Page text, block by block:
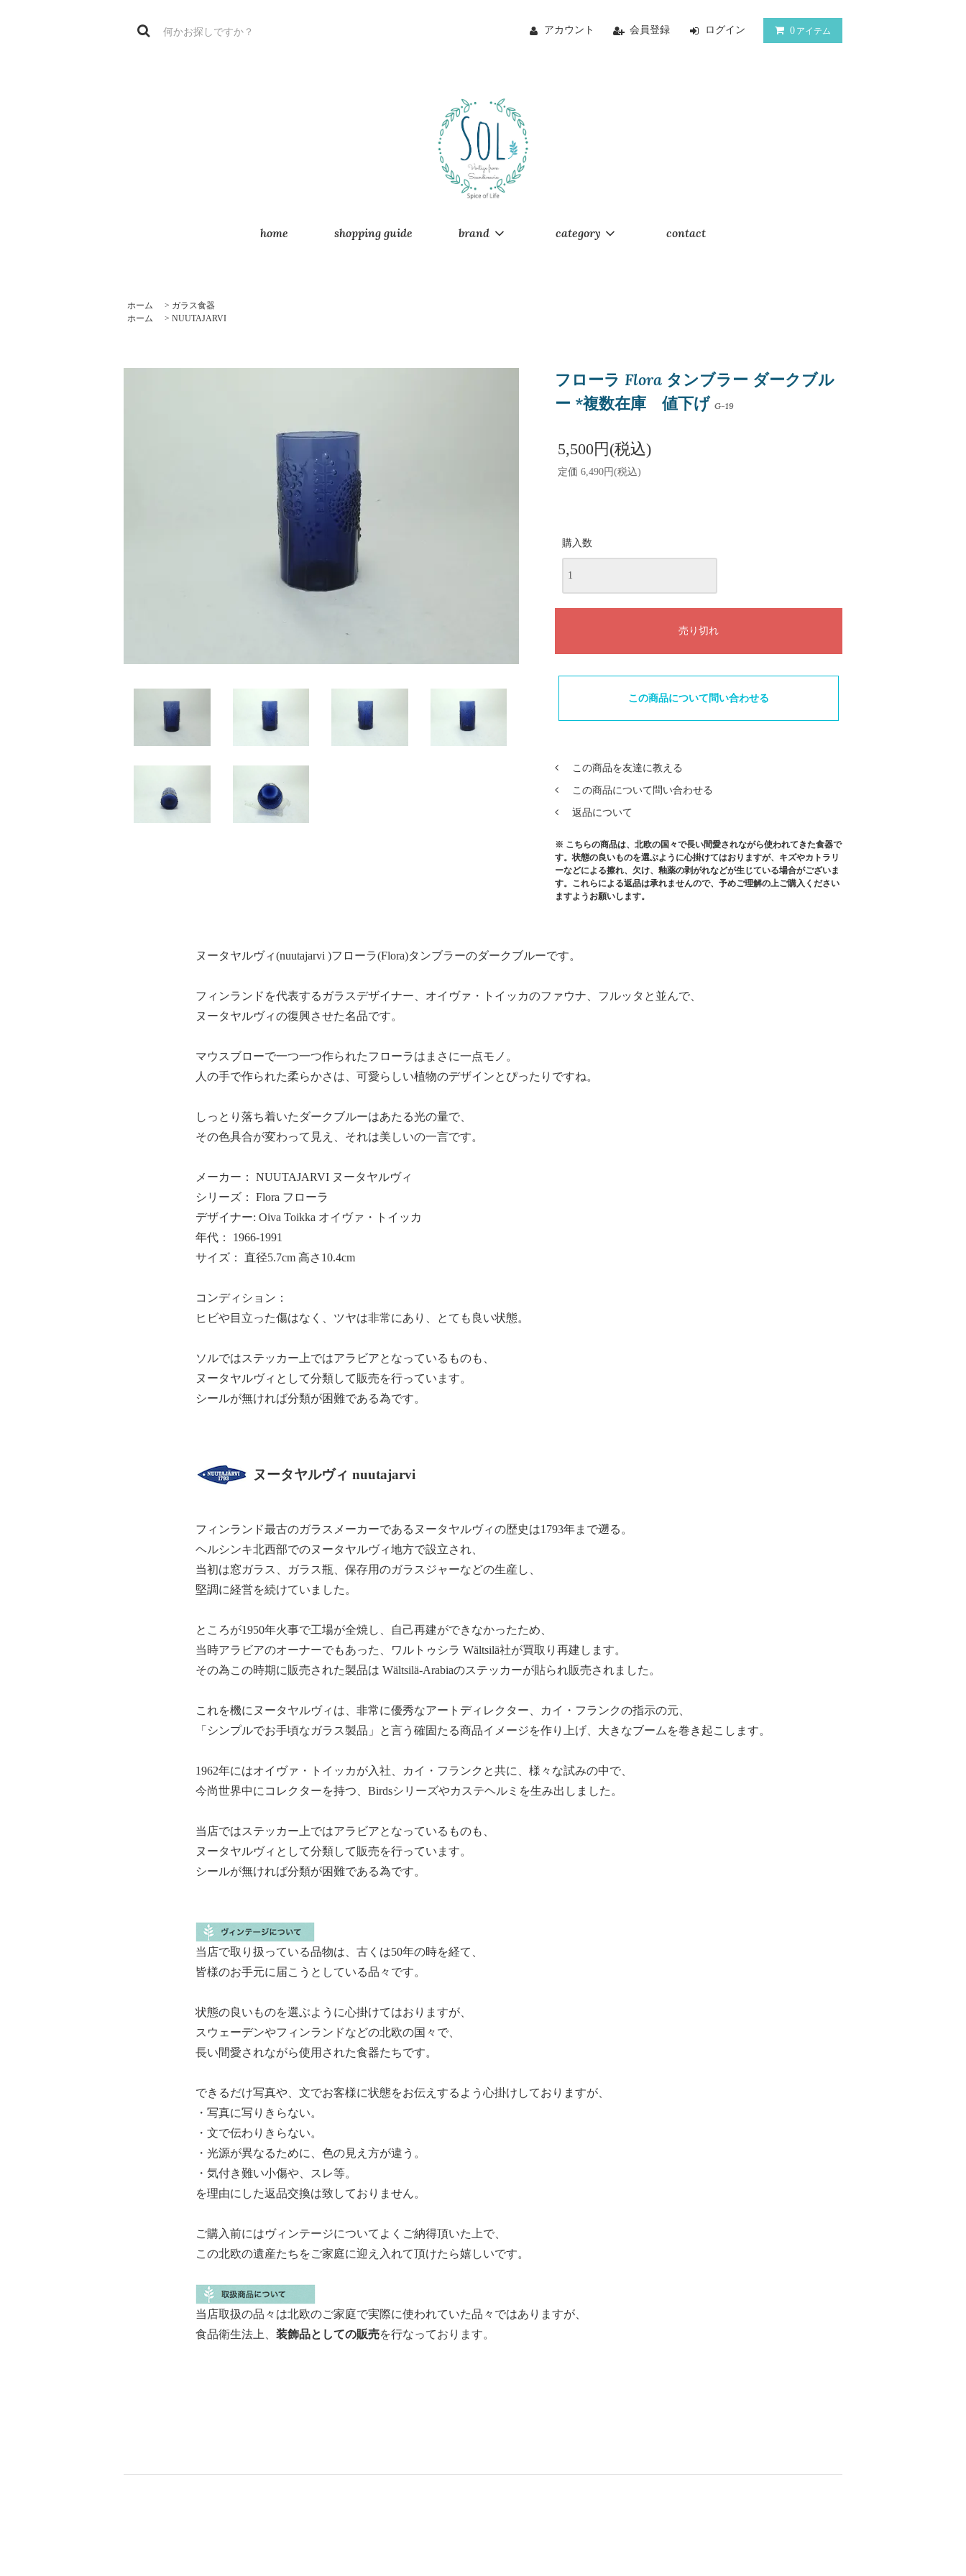
アカウント 会員登録 ログイン 0 アイテム
home shopping guide brand category contact
ホーム > ガラス食器
ホーム
> NUUTAJARVI
フローラ Flora タンブラー ダークブル
ー *複数在庫 値下げ G-19
5,500円(税込)
定価 6,490円(税込)
購入数
この商品について問い合わせる
この商品を友達に教える
この商品について問い合わせる
返品について
※ こちらの商品は、北欧の国々で長い間愛されながら使われてきた食器で
す。状態の良いものを選ぶように心掛けてはおりますが、キズやカトラリ
ーなどによる擦れ、欠け、釉薬の剥がれなどが生じている場合がございま
す。これらによる返品は承れませんので、予めご理解の上ご購入ください
ますようお願いします。
ヌータヤルヴィ(nuutajarvi )フローラ(Flora)タンブラーのダークブルーです。
フィンランドを代表するガラスデザイナー、オイヴァ・トイッカのファウナ、フルッタと並んで、
ヌータヤルヴィの復興させた名品です。
マウスブローで一つ一つ作られたフローラはまさに一点モノ。
人の手で作られた柔らかさは、可愛らしい植物のデザインとぴったりですね。
しっとり落ち着いたダークブルーはあたる光の量で、
その色具合が変わって見え、それは美しいの一言です。
メーカー： NUUTAJARVI ヌータヤルヴィ
シリーズ： Flora フローラ
デザイナー: Oiva Toikka オイヴァ・トイッカ
年代： 1966-1991
サイズ： 直径5.7cm 高さ10.4cm
コンディション：
ヒビや目立った傷はなく、ツヤは非常にあり、とても良い状態。
ソルではステッカー上ではアラビアとなっているものも、
ヌータヤルヴィとして分類して販売を行っています。
シールが無ければ分類が困難である為です。
ヌータヤルヴィ nuutajarvi
フィンランド最古のガラスメーカーであるヌータヤルヴィの歴史は1793年まで遡る。
ヘルシンキ北西部でのヌータヤルヴィ地方で設立され、
当初は窓ガラス、ガラス瓶、保存用のガラスジャーなどの生産し、
堅調に経営を続けていました。
ところが1950年火事で工場が全焼し、自己再建ができなかったため、
当時アラビアのオーナーでもあった、ワルトゥシラ Wältsilä社が買取り再建します。
その為この時期に販売された製品は Wältsilä-Arabiaのステッカーが貼られ販売されました。
これを機にヌータヤルヴィは、非常に優秀なアートディレクター、カイ・フランクの指示の元、
「シンプルでお手頃なガラス製品」と言う確固たる商品イメージを作り上げ、大きなブームを巻き起こします。
1962年にはオイヴァ・トイッカが入社、カイ・フランクと共に、様々な試みの中で、
今尚世界中にコレクターを持つ、Birdsシリーズやカステヘルミを生み出しました。
当店ではステッカー上ではアラビアとなっているものも、
ヌータヤルヴィとして分類して販売を行っています。
シールが無ければ分類が困難である為です。
当店で取り扱っている品物は、古くは50年の時を経て、
皆様のお手元に届こうとしている品々です。
状態の良いものを選ぶように心掛けてはおりますが、
スウェーデンやフィンランドなどの北欧の国々で、
長い間愛されながら使用された食器たちです。
できるだけ写真や、文でお客様に状態をお伝えするよう心掛けしておりますが、
・写真に写りきらない。
・文で伝わりきらない。
・光源が異なるために、色の見え方が違う。
・気付き難い小傷や、スレ等。
を理由にした返品交換は致しておりません。
ご購入前にはヴィンテージについてよくご納得頂いた上で、
この北欧の遺産たちをご家庭に迎え入れて頂けたら嬉しいです。
当店取扱の品々は北欧のご家庭で実際に使われていた品々ではありますが、
食品衛生法上、 装飾品としての販売を行なっております。